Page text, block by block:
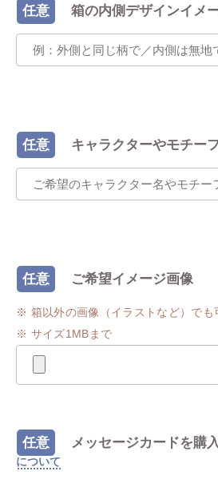
任意 箱の内側デザインイメ
任意 キャラクターやモチー
任意 ご希望イメージ画像
※ 箱以外の画像（イラストなど）でも
※ サイズ1MBまで
任意 メッセージカードを購
ドについて